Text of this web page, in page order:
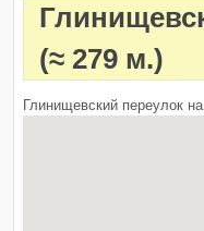
(≈ 279 м.)
Глинищевский переулок